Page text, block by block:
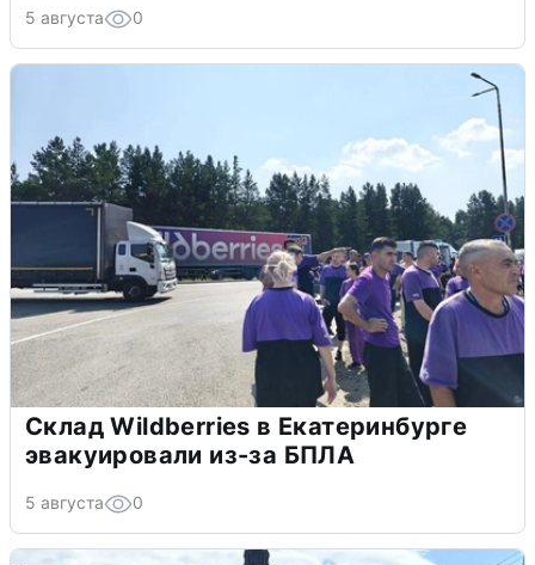
5 августа 0
Склад Wildberries в Екатеринбурге
эвакуировали из-за БПЛА
5 августа 0